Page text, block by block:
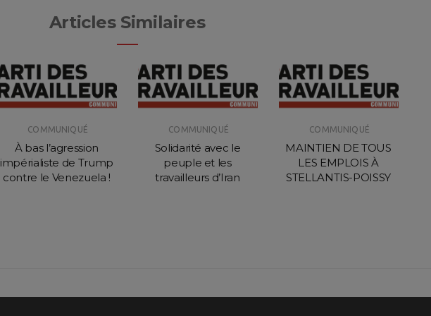
Articles Similaires
COMMUNIQUÉ
À bas l’agression
impérialiste de Trump
contre le Venezuela !
COMMUNIQUÉ
Solidarité avec le
peuple et les
travailleurs d’Iran
COMMUNIQUÉ
MAINTIEN DE TOUS
LES EMPLOIS À
STELLANTIS-POISSY